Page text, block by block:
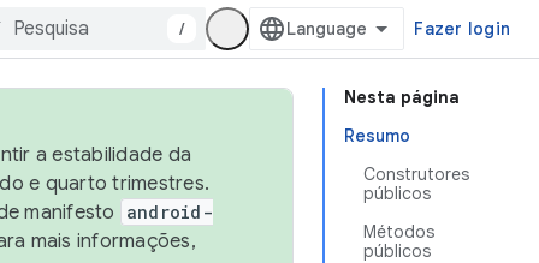
/ Fazer login
Nesta página
Resumo
Construtores
públicos
Métodos
públicos
a estabilidade da
e quarto trimestres.
manifesto
android-
mais informações,